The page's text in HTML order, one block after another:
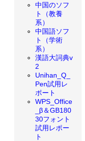
中国のソフ
ト（教養
系）
中国語ソフ
ト（学術
系）
漢語大詞典v
2
Unihan_Q_
Pen試用レ
ポート
WPS_Office
_β＆GB180
30フォント
試用レポー
ト